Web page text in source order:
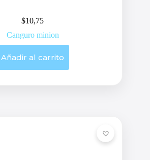
$10,75
Canguro minion
Añadir al carrito